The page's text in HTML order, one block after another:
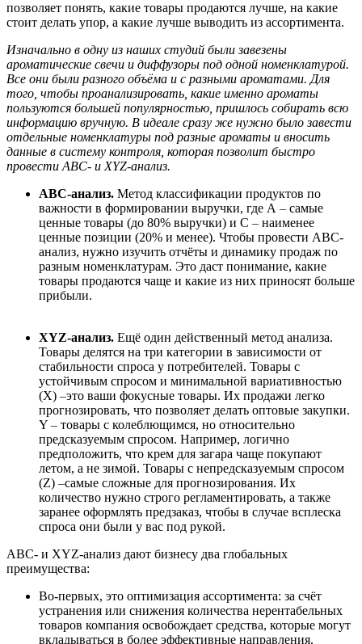
позволяет понять, какие товары продаются лучше, на какие
стоит делать упор, а какие лучше выводить из ассортимента.
Изначально в одну из наших студий были завезены
ароматические свечи и диффузоры под одной номенклатурой.
Все они были разного объёма и с разными ароматами. Для
того, чтобы проанализировать, какие именно ароматы
пользуются большей популярностью, пришлось собирать всю
информацию вручную. В идеале сразу же нужно было завести
отдельные номенклатуры под разные ароматы и вносить
данные в систему контроля, которая позволит быстро
провести ABC- и XYZ-анализ.
ABС-анализ. Метод классификации продуктов по
важности в формировании выручки, где А – самые
ценные товары (до 80% выручки) и С – наименее
ценные позиции (20% и менее). Чтобы провести ABС-
анализ, нужно изучить отчёты и динамику продаж по
разным номенклатурам. Это даст понимание, какие
товары продаются чаще и какие из них приносят больше
прибыли.
XYZ-анализ. Ещё один действенный метод анализа.
Товары делятся на три категории в зависимости от
стабильности спроса у потребителей. Товары с
устойчивым спросом и минимальной вариативностью
(X) –это ваши фокусные товары. Их продажи легко
прогнозировать, что позволяет делать оптовые закупки.
Y – товары с колеблющимся, но относительно
предсказуемым спросом. Например, логично
предположить, что крем для загара чаще покупают
летом, а не зимой. Товары с непредсказуемым спросом
(Z) –самые сложные для прогнозирования. Их
количество нужно строго регламентировать, а также
заранее оформлять предзаказ, чтобы в случае всплеска
спроса они были у вас под рукой.
ABС- и XYZ-анализ дают бизнесу два глобальных
преимущества:
Во-первых, это оптимизация ассортимента: за счёт
устранения или снижения количества нерентабельных
товаров компания освобождает средства, которые могут
вкладываться в более эффективные направления.